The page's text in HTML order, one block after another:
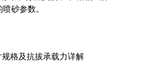
砂参数。
格及抗拔承载力详解